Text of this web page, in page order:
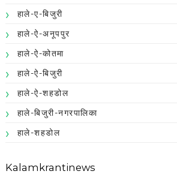
हाले-ए-बिजुरी
हाले-ऐ-अनूपपुर
हाले-ऐ-कोतमा
हाले-ऐ-बिजुरी
हाले-ऐ-शहडोल
हाले-बिजुरी-नगरपालिका
हाले-शहडोल
Kalamkrantinews